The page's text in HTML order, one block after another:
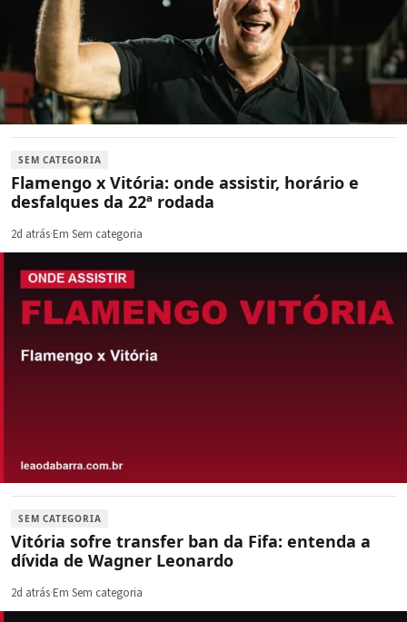
SEM CATEGORIA
Flamengo x Vitória: onde assistir, horário e
desfalques da 22ª rodada
2d atrás·Em Sem categoria
SEM CATEGORIA
Vitória sofre transfer ban da Fifa: entenda a
dívida de Wagner Leonardo
2d atrás·Em Sem categoria